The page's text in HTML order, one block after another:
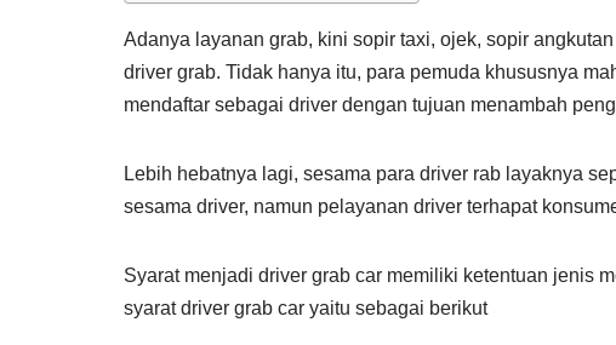
Adanya layanan grab, kini sopir taxi, ojek, sopir
driver grab. Tidak hanya itu, para pemuda khususnya
mendaftar sebagai driver dengan tujuan menambah
Lebih hebatnya lagi, sesama para driver rab layaknya
sesama driver, namun pelayanan driver terhapat
Syarat menjadi driver grab car memiliki ketentuan jenis
syarat driver grab car yaitu sebagai berikut